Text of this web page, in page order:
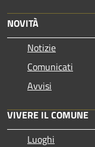
NOVITÀ
Notizie
Comunicati
Avvisi
VIVERE IL COMUNE
Luoghi